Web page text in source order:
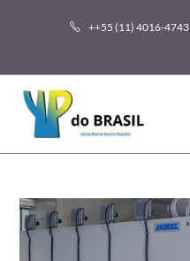
++55 (11) 4016-4743